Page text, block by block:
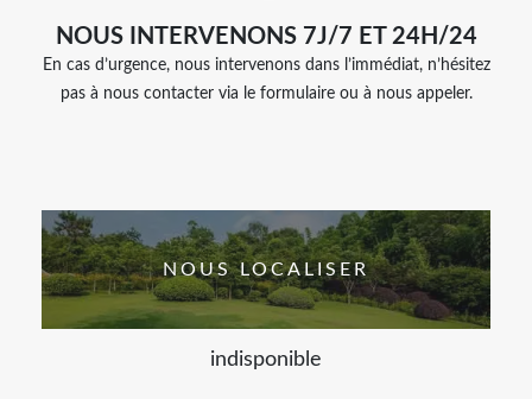
NOUS INTERVENONS 7J/7 ET 24H/24
En cas d’urgence, nous intervenons dans l’immédiat, n’hésitez
pas à nous contacter via le formulaire ou à nous appeler.
NOUS LOCALISER
indisponible